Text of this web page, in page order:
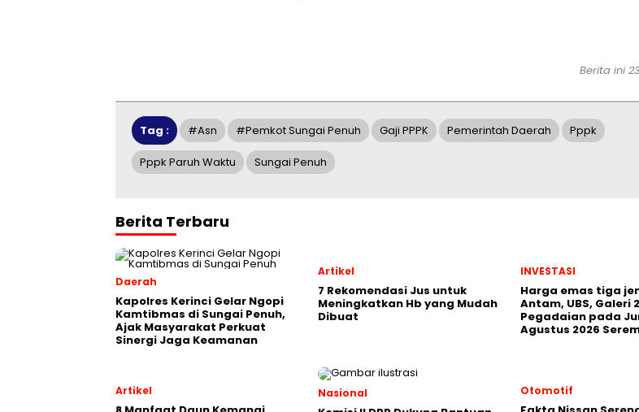
Berita ini
Tag : #asn #pemkot Sungai Penuh Gaji PPPK Pemerintah Daerah Pppk
Pppk Paruh Waktu Sungai Penuh
Berita Terbaru
Daerah
Kapolres Kerinci Gelar Ngopi
Kamtibmas di Sungai Penuh,
Ajak Masyarakat Perkuat
Sinergi Jaga Keamanan
Artikel
7 Rekomendasi Jus untuk
Meningkatkan Hb yang Mudah
Dibuat
INVESTASI
Harga emas tiga
Antam, UBS, Galeri
Pegadaian pada
Agustus 2026
Artikel Nasional Otomotif